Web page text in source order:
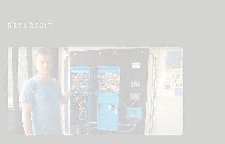
Tutustu yhteisön ylläpitämään
tukitietokantaan
Yleiset lataukset ja dokumentaatio
RESURSSIT